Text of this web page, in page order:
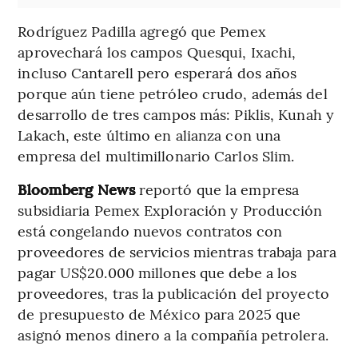
Rodríguez Padilla agregó que Pemex
aprovechará los campos Quesqui, Ixachi,
incluso Cantarell pero esperará dos años
porque aún tiene petróleo crudo, además del
desarrollo de tres campos más: Piklis, Kunah y
Lakach, este último en alianza con una
empresa del multimillonario Carlos Slim.
Bloomberg Newsreportó que la empresa
subsidiaria Pemex Exploración y Producción
está congelando nuevos contratos con
proveedores de servicios mientras trabaja para
pagar US$20.000 millones que debe a los
proveedores, tras la publicación del proyecto
de presupuesto de México para 2025 que
asignó menos dinero a la compañía petrolera.